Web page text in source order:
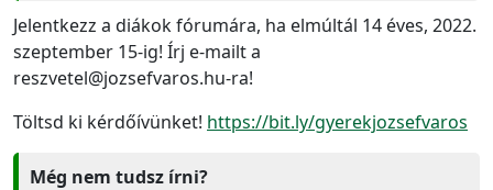
Jelentkezz a diákok fórumára, ha elmúltál 14 éves, 2022.
szeptember 15-ig! Írj e-mailt a
reszvetel@jozsefvaros.hu-ra!
Töltsd ki kérdőívünket! https://bit.ly/gyerekjozsefvaros
Még nem tudsz írni?